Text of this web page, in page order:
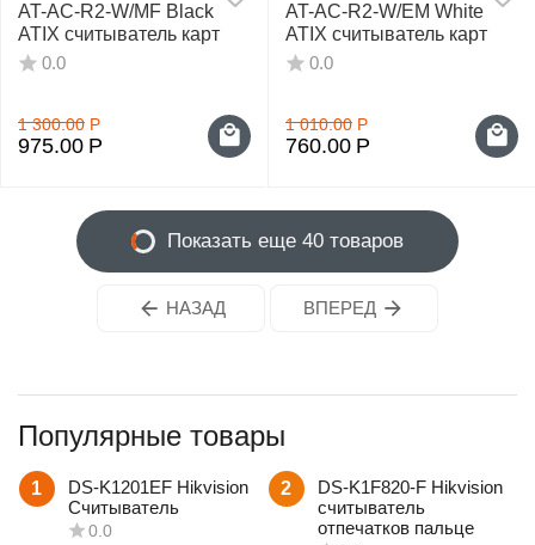
AT-AC-R2-W/MF Black
ATIX считыватель карт
0.0
1 300.00 Р
975.00 Р
AT-AC-R2-W/EM White
ATIX считыватель карт
0.0
1 010.00 Р
760.00 Р
Показать еще 40 товаров
НАЗАД ВПЕРЕД
Популярные товары
1
DS-K1201EF Hikvision
Считыватель
2
DS-K1F820-F Hikvision
считыватель
отпечатков пальце